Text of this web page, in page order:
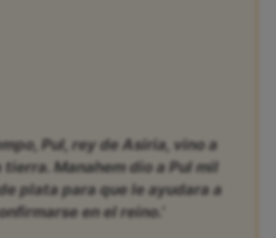
Pul, rey de Asiria, vino a
Manahem dio a Pul mil
plata para que le ayudara a
en el reino.’